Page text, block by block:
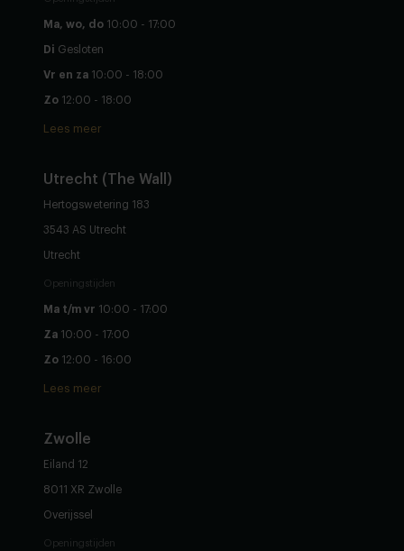
Ma, wo, do 10:00 - 17:00
Di Gesloten
Vr en za 10:00 - 18:00
Zo 12:00 - 18:00
Lees meer
Utrecht (The Wall)
Hertogswetering 183
3543 AS Utrecht
Utrecht
Openingstijden
Ma t/m vr 10:00 - 17:00
Za 10:00 - 17:00
Zo 12:00 - 16:00
Lees meer
Zwolle
Eiland 12
8011 XR Zwolle
Overijssel
Openingstijden